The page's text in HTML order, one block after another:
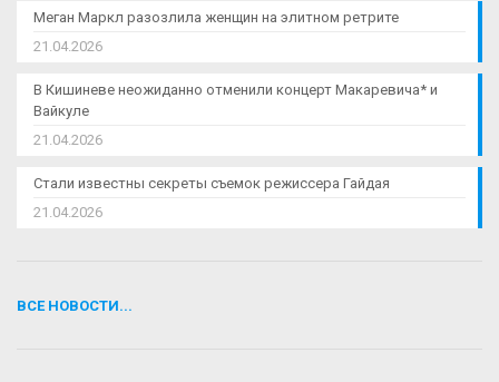
Меган Маркл разозлила женщин на элитном ретрите
21.04.2026
В Кишиневе неожиданно отменили концерт Макаревича* и
Вайкуле
21.04.2026
Стали известны секреты съемок режиссера Гайдая
21.04.2026
ВСЕ НОВОСТИ...